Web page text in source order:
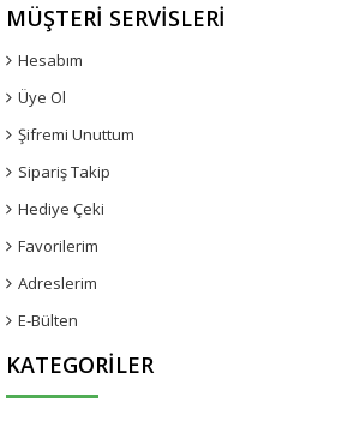
MÜŞTERI SERVISLERI
Hesabım
Üye Ol
Şifremi Unuttum
Sipariş Takip
Hediye Çeki
Favorilerim
Adreslerim
E-Bülten
KATEGORILER